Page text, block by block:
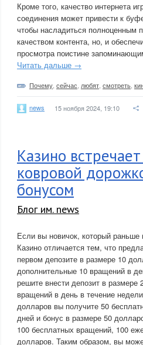
Кроме того, качество интернета
соединения может привести к
чтобы насладиться полноценным
качеством контента, но, и
просмотра поистине
Читать дальше →
Почему сейчас любят смотреть
news 15 ноября 2024, 19:10
Казино
ковровой
бонусом
Блог им. news
Если вы новичок, который раньше
Казино отличается тем, что
первом депозите в размере 10
дополнительные 10 вращений в
решите внести депозит в
вращений в день в течение
долларов вы получите 50
дней и бонус в размере 50
100 бесплатных вращений, 100
долларов. Таким образом, вы